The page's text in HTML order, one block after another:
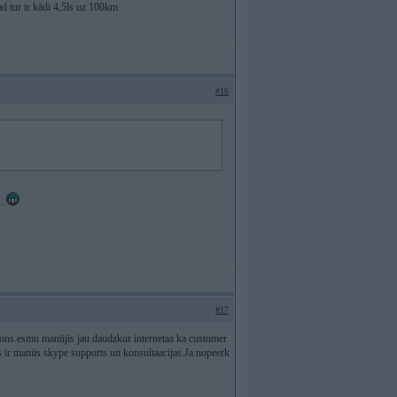
tur ir kādi 4,5ls uz 100km
#16
#17
maniijis jau daudzkur internetaa ka customer
maniis skype supports un konsultaacijas.Ja nopeerk